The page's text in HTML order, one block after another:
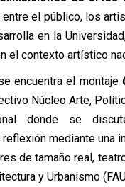
el público, los
en la
el contexto artístico
encuentra el montaje
Núcleo Arte,
donde se
mediante una
de tamaño real,
y Urbanismo